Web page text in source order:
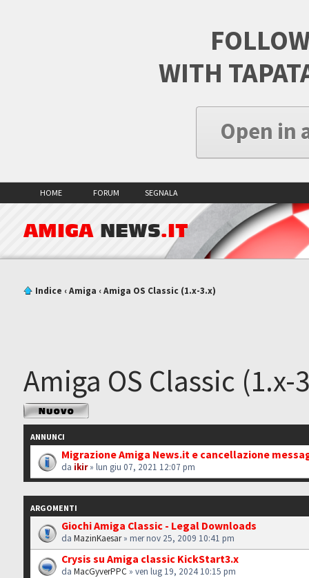
WITH
Open in
HOME FORUM SEGNALA
AMIGA NEWS.IT
Indice ‹Amiga ‹Amiga OS Classic (1.x-3.x)
Amiga OS Classic (1.x-
Scrivi un nuovo
argomento
ANNUNCI
Migrazione Amiga News.it e cancellazione
da ikir» lun giu 07, 2021 12:07 pm
ARGOMENTI
Giochi Amiga Classic - Legal Downloads
daMazinKaesar» mer nov 25, 2009 10:41 pm
Crysis su Amiga classic KickStart3.x
daMacGyverPPC » ven lug 19, 2024 10:15 pm